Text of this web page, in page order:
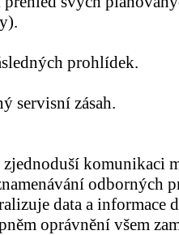
prohlídek.
servisní zásah.
zjednoduší komunikaci
odborných
data a informace
oprávnění všem